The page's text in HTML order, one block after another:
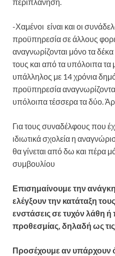
περιπλάνηση.
-Χαμένοι είναι και οι
προϋπηρεσία σε άλλους
αναγνωρίζονται μόνο τα
τους και από τα υπόλοιπα τα
υπάλληλος με 14 χρόνια
προϋπηρεσία
υπόλοιπα τέσσερα τα δύο.
Για τους συναδέλφους που
ιδιωτικά σχολεία η
θα γίνεται από δω και πέρα
συμβουλίου
Επισημαίνουμε την ανάγκη
ελέγξουν την κατάταξη
ενστάσεις σε τυχόν λάθη ή
προθεσμίας, δηλαδή ως
Προσέχουμε αν υπάρχουν